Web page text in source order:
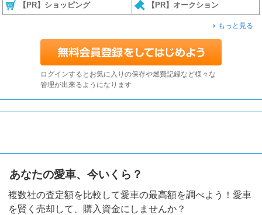
【PR】ショッピング 【PR】オークション
もっと見る
ログインするとお気に入りの保存や燃費記録など様々な
管理が出来るようになります
あなたの愛車、今いくら？
複数社の査定額を比較して愛車の最高額を調べよう！愛車
を賢く売却して、購入資金にしませんか？